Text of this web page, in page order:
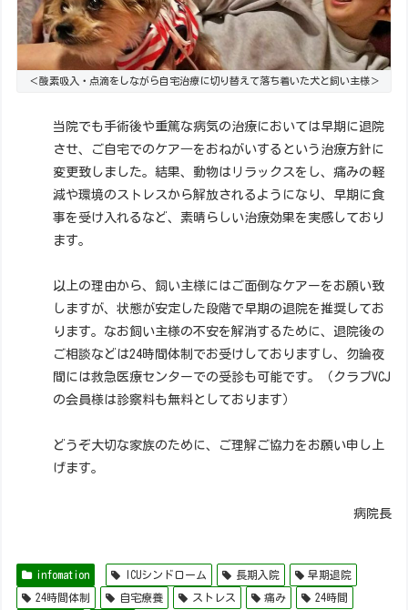
＜酸素吸入・点滴をしながら自宅治療に切り替えて落ち着いた犬と飼い主様＞
当院でも手術後や重篤な病気の治療においては早期に退院
させ、ご自宅でのケア―をおねがいするという治療方針に
変更致しました。結果、動物はリラックスをし、痛みの軽
減や環境のストレスから解放されるようになり、早期に食
事を受け入れるなど、素晴らしい治療効果を実感しており
ます。
以上の理由から、飼い主様にはご面倒なケアーをお願い致
しますが、状態が安定した段階で早期の退院を推奨してお
ります。なお飼い主様の不安を解消するために、退院後の
ご相談などは24時間体制でお受けしておりますし、勿論夜
間には救急医療センターでの受診も可能です。（クラブVCJ
の会員様は診察料も無料としております）
どうぞ大切な家族のために、ご理解ご協力をお願い申し上
げます。
病院長
infomation ICUシンドローム 長期入院 早期退院
24時間体制 自宅療養 ストレス 痛み 24時間